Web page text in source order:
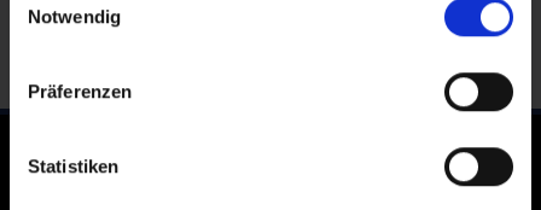
Notwendig
Präferenzen
Statistiken